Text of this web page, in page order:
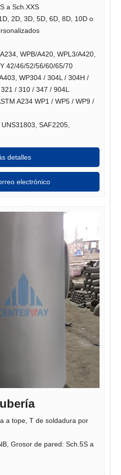
a Sch.XXS
2D, 3D, 5D, 6D, 8D, 10D o
WPB/A420, WPL3/A420,
42/46/52/56/60/65/70
WP304 / 304L / 304H /
/ 310 / 347 / 904L
A234 WP1 / WP5 / WP9 /
SAF2205,
detalles
electrónico
a tope, T de soldadura por
Grosor de pared: Sch.5S a